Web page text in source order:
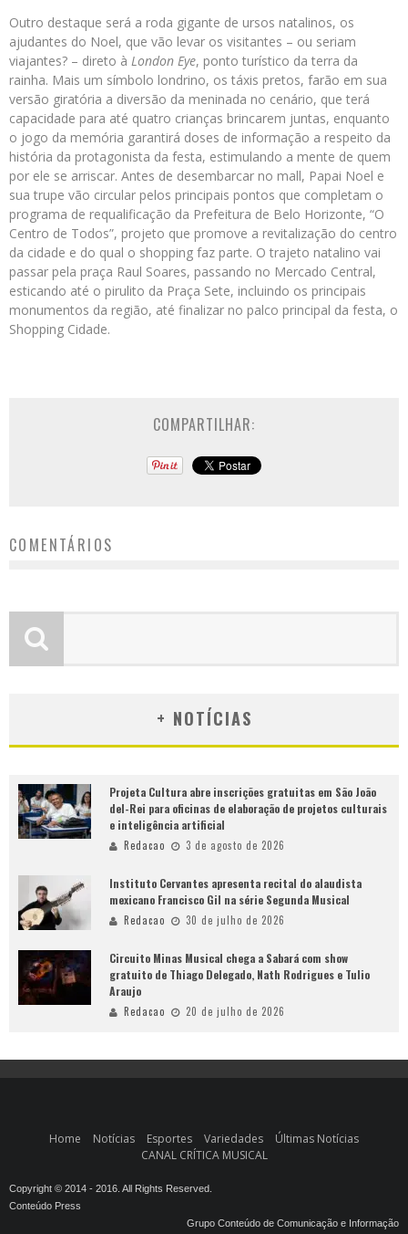
Outro destaque será a roda gigante de ursos natalinos, os
ajudantes do Noel, que vão levar os visitantes – ou seriam
viajantes? – direto à London Eye, ponto turístico da terra da
rainha. Mais um símbolo londrino, os táxis pretos, farão em sua
versão giratória a diversão da meninada no cenário, que terá
capacidade para até quatro crianças brincarem juntas, enquanto
o jogo da memória garantirá doses de informação a respeito da
história da protagonista da festa, estimulando a mente de quem
por ele se arriscar. Antes de desembarcar no mall, Papai Noel e
sua trupe vão circular pelos principais pontos que completam o
programa de requalificação da Prefeitura de Belo Horizonte, “O
Centro de Todos”, projeto que promove a revitalização do centro
da cidade e do qual o shopping faz parte. O trajeto natalino vai
passar pela praça Raul Soares, passando no Mercado Central,
esticando até o pirulito da Praça Sete, incluindo os principais
monumentos da região, até finalizar no palco principal da festa, o
Shopping Cidade.
COMPARTILHAR:
COMENTÁRIOS
+ NOTÍCIAS
Projeta Cultura abre inscrições gratuitas em São João
del-Rei para oficinas de elaboração de projetos culturais
e inteligência artificial
Redacao 3 de agosto de 2026
Instituto Cervantes apresenta recital do alaudista
mexicano Francisco Gil na série Segunda Musical
Redacao 30 de julho de 2026
Circuito Minas Musical chega a Sabará com show
gratuito de Thiago Delegado, Nath Rodrigues e Tulio
Araujo
Redacao 20 de julho de 2026
Home Notícias Esportes Variedades
Últimas Notícias
CANAL CRÍTICA MUSICAL
Copyright © 2014 - 2016. All Rights Reserved.
Conteúdo Press
Grupo Conteúdo de Comunicação e Informação